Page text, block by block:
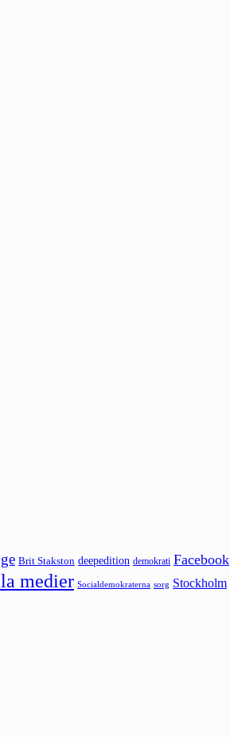
Brit Stakston deepedition demokrati Facebook
medier Socialdemokraterna sorg Stockholm